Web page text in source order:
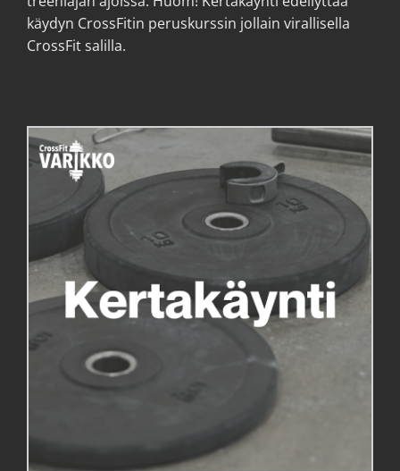
käydyn CrossFitin peruskurssin jollain virallisella
CrossFit salilla.